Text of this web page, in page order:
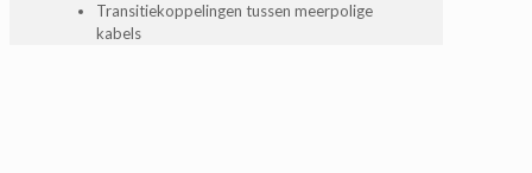
Transitiekoppelingen tussen meerpolige
kabels